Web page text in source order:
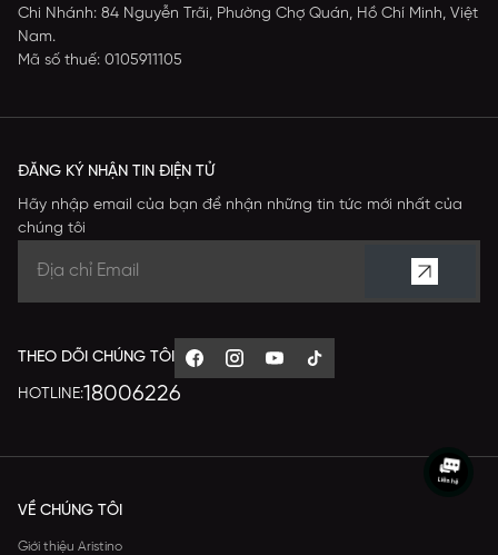
Chi Nhánh: 84 Nguyễn Trãi, Phường Chợ Quán, Hồ Chí Minh, Việt
Nam.
Mã số thuế: 0105911105
ĐĂNG KÝ NHẬN TIN ĐIỆN TỬ
Hãy nhập email của bạn để nhận những tin tức mới nhất của
chúng tôi
THEO DÕI CHÚNG TÔI
HOTLINE:18006226
VỀ CHÚNG TÔI
Giới thiệu Aristino